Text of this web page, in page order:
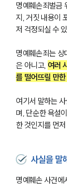
명예훼손죄벌금
지, 거짓 내용이
저 걱정되실 수
명예훼손죄는 상
은 아니고, 여러
를 떨어뜨릴 만
여기서 말하는
며, 단순한 욕설
한 것인지를 먼
사실을 말
명예훼손 사건에